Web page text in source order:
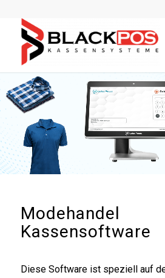
Modehandel
Kassensoftware
Diese Software ist speziell auf